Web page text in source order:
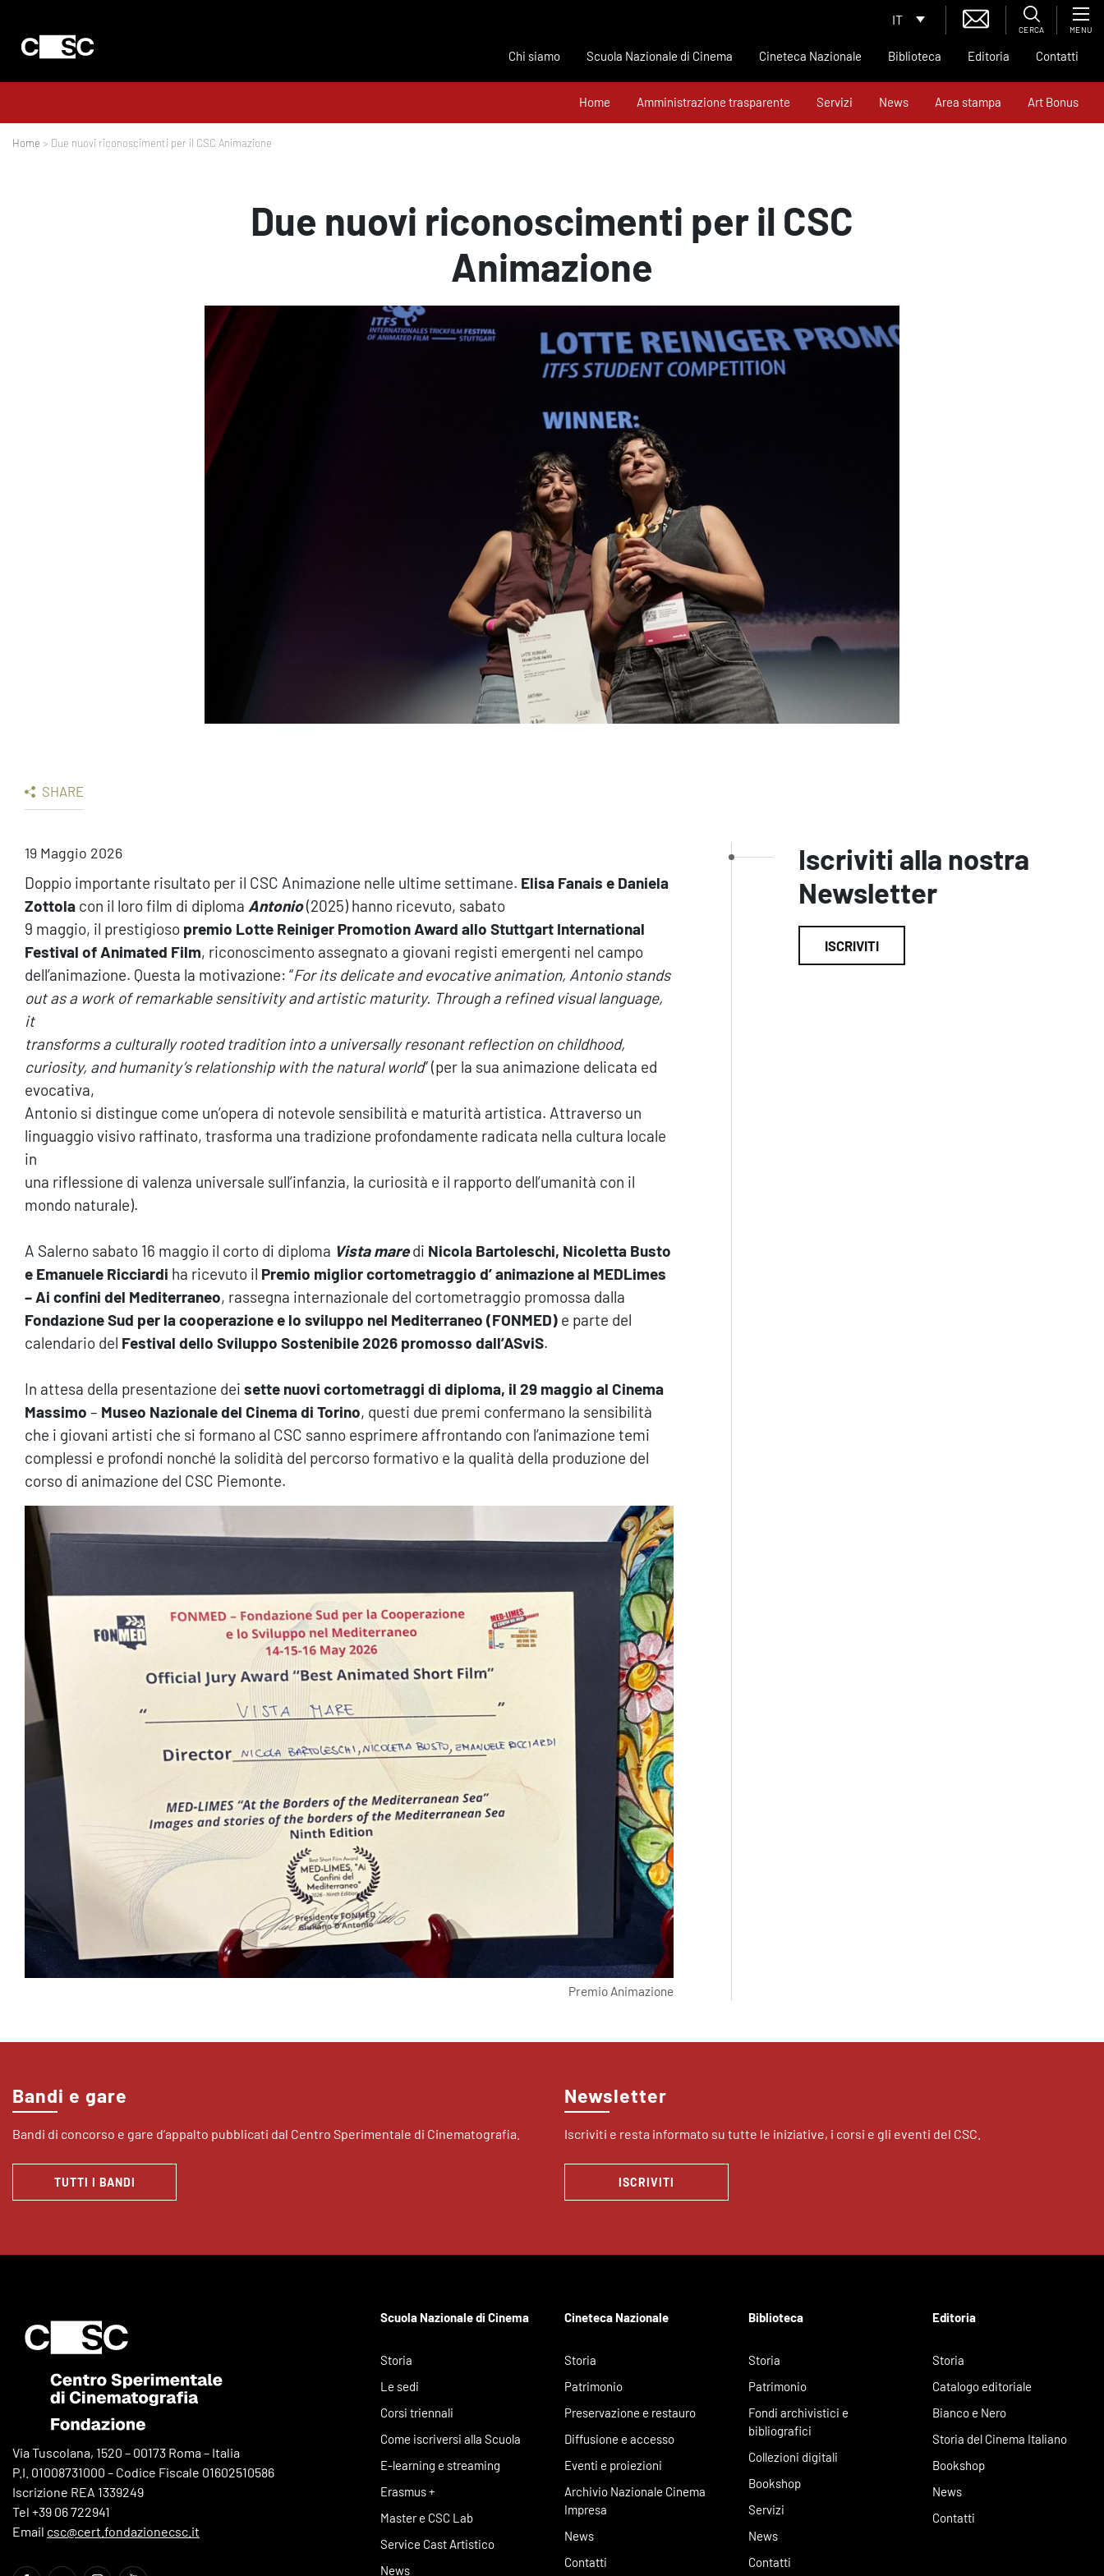
IT
CERCA MENU
Chi siamo Scuola Nazionale di Cinema Cineteca Nazionale Biblioteca Editoria Contatti
Home Amministrazione trasparente Servizi News Area stampa Art Bonus
Home > Due nuovi riconoscimenti per il CSC Animazione
Due nuovi riconoscimenti per il CSC
Animazione
SHARE
19 Maggio 2026
Doppio importante risultato per il CSC Animazione nelle ultime settimane. Elisa Fanais e Daniela
Zottola con il loro film di diploma Antonio(2025) hanno ricevuto, sabato
9 maggio, il prestigioso premio Lotte Reiniger Promotion Award allo Stuttgart International
Festival of Animated Film, riconoscimento assegnato a giovani registi emergenti nel campo
dell’animazione. Questa la motivazione: “For its delicate and evocative animation, Antonio stands
out as a work of remarkable sensitivity and artistic maturity. Through a refined visual language,
it
transforms a culturally rooted tradition into a universally resonant reflection on childhood,
curiosity, and humanity’s relationship with the natural world” (per la sua animazione delicata ed
evocativa,
Antonio si distingue come un’opera di notevole sensibilità e maturità artistica. Attraverso un
linguaggio visivo raffinato, trasforma una tradizione profondamente radicata nella cultura locale
in
una riflessione di valenza universale sull’infanzia, la curiosità e il rapporto dell’umanità con il
mondo naturale).
A Salerno sabato 16 maggio il corto di diploma Vista maredi Nicola Bartoleschi, Nicoletta Busto
e Emanuele Ricciardi ha ricevuto il Premio miglior cortometraggio d’ animazione al MEDLimes
– Ai confini del Mediterraneo, rassegna internazionale del cortometraggio promossa dalla
Fondazione Sud per la cooperazione e lo sviluppo nel Mediterraneo (FONMED) e parte del
calendario del Festival dello Sviluppo Sostenibile 2026 promosso dall’ASviS.
In attesa della presentazione dei sette nuovi cortometraggi di diploma, il 29 maggio al Cinema
Massimo – Museo Nazionale del Cinema di Torino, questi due premi confermano la sensibilità
che i giovani artisti che si formano al CSC sanno esprimere affrontando con l’animazione temi
complessi e profondi nonché la solidità del percorso formativo e la qualità della produzione del
corso di animazione del CSC Piemonte.
Premio Animazione
Iscriviti alla nostra
Newsletter
ISCRIVITI
Bandi e gare
Bandi di concorso e gare d’appalto pubblicati dal Centro Sperimentale di Cinematografia.
TUTTI I BANDI
Newsletter
Iscriviti e resta informato su tutte le iniziative, i corsi e gli eventi del CSC.
ISCRIVITI
Via Tuscolana, 1520 – 00173 Roma – Italia
P.I. 01008731000 – Codice Fiscale 01602510586
Iscrizione REA 1339249
Tel +39 06 722941
Email csc@cert.fondazionecsc.it
Scuola Nazionale di Cinema
Storia
Le sedi
Corsi triennali
Come iscriversi alla Scuola
E-learning e streaming
Erasmus +
Master e CSC Lab
Service Cast Artistico
News
Cineteca Nazionale
Storia
Patrimonio
Preservazione e restauro
Diffusione e accesso
Eventi e proiezioni
Archivio Nazionale Cinema
Impresa
News
Contatti
Biblioteca
Storia
Patrimonio
Fondi archivistici e
bibliografici
Collezioni digitali
Bookshop
Servizi
News
Contatti
Editoria
Storia
Catalogo editoriale
Bianco e Nero
Storia del Cinema Italiano
Bookshop
News
Contatti